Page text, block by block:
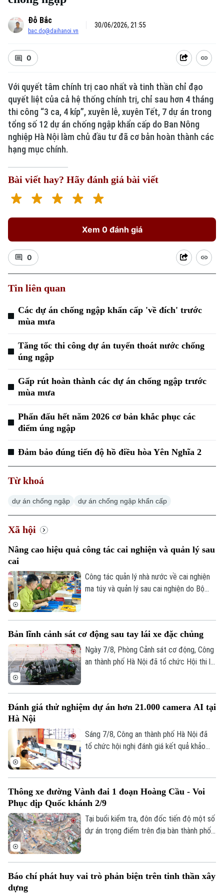
Xu hướng
Chuyên mục
Thời sự
Hà Nội
Chính trị
Hà Nội
Nhịp sống Hà Nội
Thế giới
Đỗ Bắc
bac.do@daihanoi.vn
30/06/2026, 21:55
0
Với quyết tâm chính trị cao nhất và tinh thần chỉ đạo
quyết liệt của cả hệ thống chính trị, chỉ sau hơn 4 tháng
thi công “3 ca, 4 kíp”, xuyên lễ, xuyên Tết, 7 dự án trong
tổng số 12 dự án chống ngập khẩn cấp do Ban Nông
nghiệp Hà Nội làm chủ đầu tư đã cơ bản hoàn thành các
hạng mục chính.
Bài viết hay? Hãy đánh giá bài viết
Xem 0 đánh giá
0
Tin liên quan
Các dự án chống ngập khẩn cấp 'về đích' trước
mùa mưa
Tăng tốc thi công dự án tuyến thoát nước chống
úng ngập
Gấp rút hoàn thành các dự án chống ngập trước
mùa mưa
Phấn đấu hết năm 2026 cơ bản khắc phục các
điểm úng ngập
Đảm bảo đúng tiến độ hồ điều hòa Yên Nghĩa 2
Từ khoá
dự án chống ngập dự án chống ngập khẩn cấp
Xã hội
Nâng cao hiệu quả công tác cai nghiện và quản lý sau
cai
Công tác quản lý nhà nước về cai nghiện
ma túy và quản lý sau cai nghiện do Bộ
Bản lĩnh cảnh sát cơ động sau tay lái xe đặc chủng
Ngày 7/8, Phòng Cảnh sát cơ động, Công
an thành phố Hà Nội đã tổ chức Hội thi lái
năng xử lý tình huống phức tạp, khẳng
đấu.
Đánh giá thử nghiệm dự án hơn 21.000 camera AI tại
Hà Nội
Sáng 7/8, Công an thành phố Hà Nội đã
tổ chức hội nghị đánh giá kết quả khảo
dựng công trình khẩn cấp của UBND
thành phố. Trung tướng Nguyễn Thanh
Tùng, Giám đốc Công an thành phố yêu
cầu dự án phải bảo đảm chất lượng cao
Thông xe đường Vành đai 1 đoạn Hoàng Cầu - Voi
Phục dịp Quốc khánh 2/9
Tại buổi kiểm tra, đôn đốc tiến độ một số
dự án trọng điểm trên địa bàn thành phố,
Vành đai 1 đoạn Hoàng Cầu - Voi Phục
Báo chí phát huy vai trò phản biện trên tinh thần xây
dựng